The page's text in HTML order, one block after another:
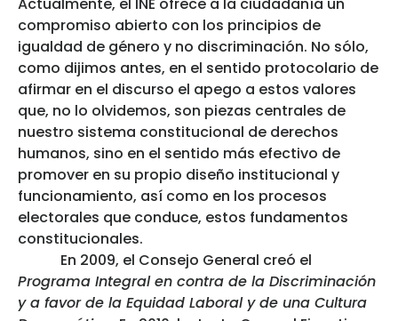
Actualmente, el INE ofrece a la ciudadanía un
compromiso abierto con los principios de
igualdad de género y no discriminación. No sólo,
como dijimos antes, en el sentido protocolario de
afirmar en el discurso el apego a estos valores
que, no lo olvidemos, son piezas centrales de
nuestro sistema constitucional de derechos
humanos, sino en el sentido más efectivo de
promover en su propio diseño institucional y
funcionamiento, así como en los procesos
electorales que conduce, estos fundamentos
constitucionales.
En 2009, el Consejo General creó el
Programa Integral en contra de la Discriminación
y a favor de la Equidad Laboral y de una Cultura